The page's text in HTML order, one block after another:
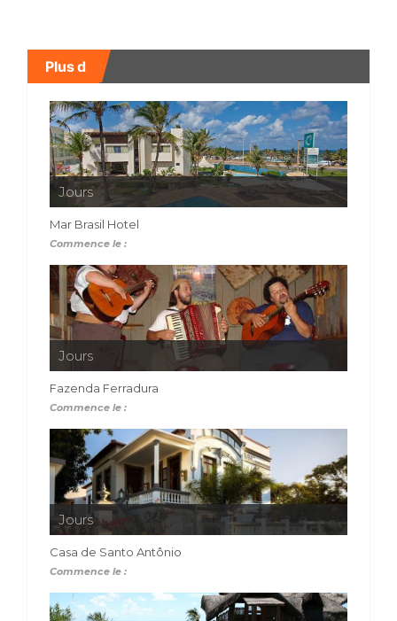
Plus d
Jours
Mar Brasil Hotel
Commence le :
Jours
Fazenda Ferradura
Commence le :
Jours
Casa de Santo Antônio
Commence le :